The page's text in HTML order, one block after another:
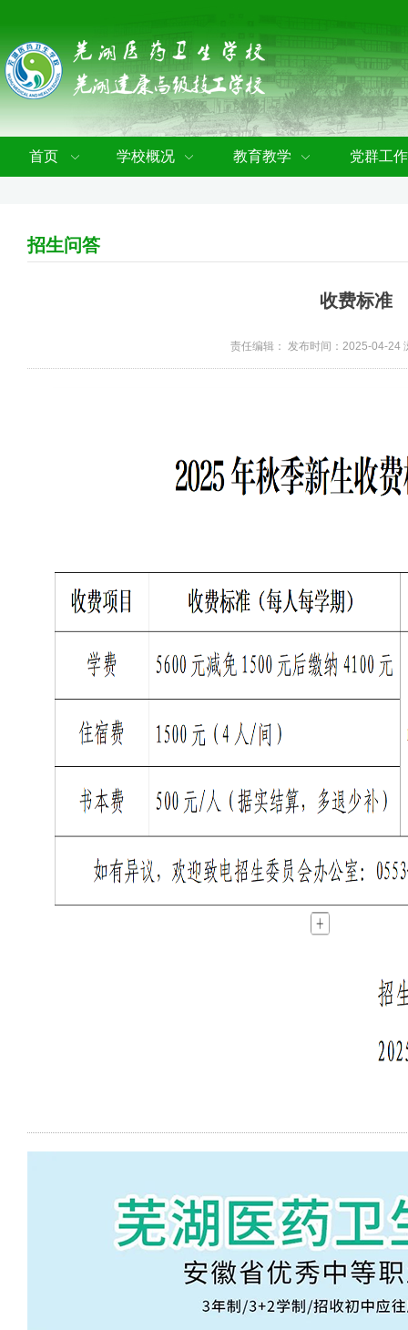
首页 学校概况 教育教学 党群工作
招生问答
收费标准
责任编辑： 发布时间：2025-04-24